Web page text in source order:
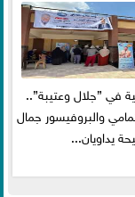
في ”جلال وعتيبة”..
والبروفيسور جمال
يداويان...